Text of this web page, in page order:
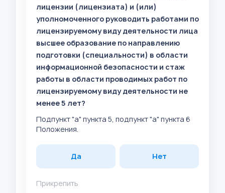
лицензии (лицензиата) и (или)
уполномоченного руководить работами по
лицензируемому виду деятельности лица
высшее образование по направлению
подготовки (специальности) в области
информационной безопасности и стаж
работы в области проводимых работ по
лицензируемому виду деятельности не
менее 5 лет?
Подпункт "а" пункта 5, подпункт "а" пункта 6
Положения.
Да Нет
Прикрепить